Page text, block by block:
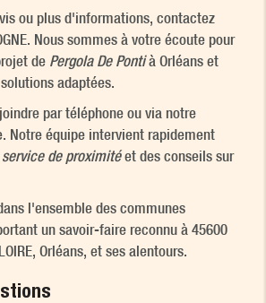
ou plus d'informations, contactez
Nous sommes à votre écoute pour
de Pergola De Pontià Orléans et
adaptées.
par téléphone ou via notre
Notre équipe intervient rapidement
service de proximitéet des conseils sur
l'ensemble des communes
un savoir-faire reconnu à 45600
Orléans, et ses alentours.